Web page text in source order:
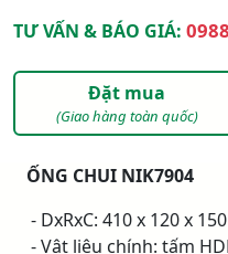
TƯ VẤN & BÁO GIÁ:
Đặt mua
(Giao hàng toàn quốc)
ỐNG CHUI NIK7904
- DxRxC: 410 x 120 x 150
- Vật liệu chính: tấm